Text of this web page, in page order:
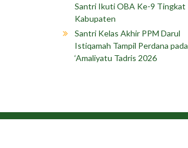
Santri Ikuti OBA Ke-9 Tingkat
Kabupaten
Santri Kelas Akhir PPM Darul
Istiqamah Tampil Perdana pada
‘Amaliyatu Tadris 2026